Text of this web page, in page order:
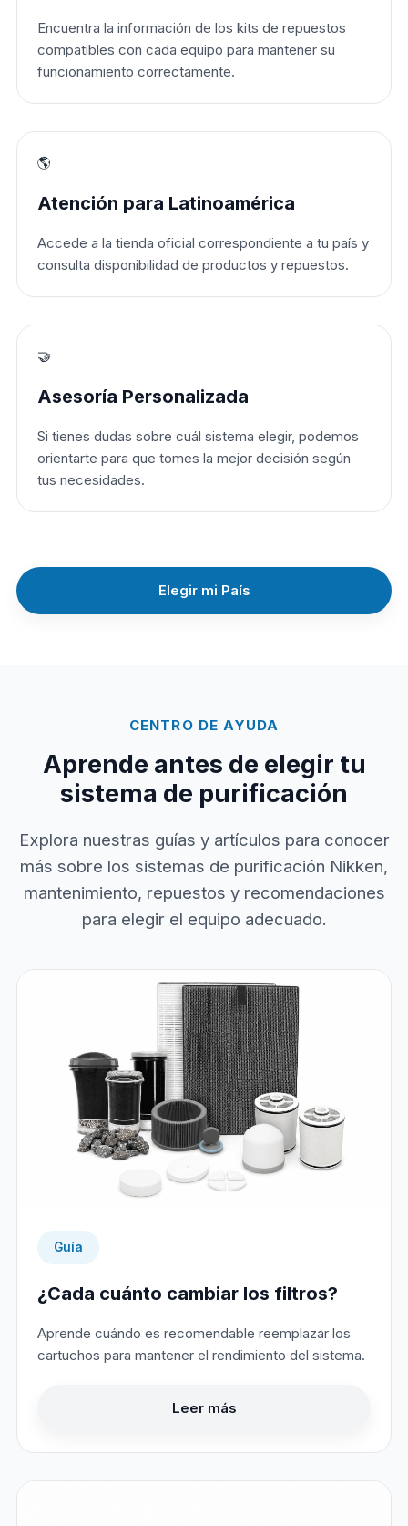
Encuentra la información de los kits de repuestos
compatibles con cada equipo para mantener su
funcionamiento correctamente.
🌎
Atención para Latinoamérica
Accede a la tienda oficial correspondiente a tu país y
consulta disponibilidad de productos y repuestos.
🤝
Asesoría Personalizada
Si tienes dudas sobre cuál sistema elegir, podemos
orientarte para que tomes la mejor decisión según
tus necesidades.
Elegir mi País
CENTRO DE AYUDA
Aprende antes de elegir tu
sistema de purificación
Explora nuestras guías y artículos para conocer
más sobre los sistemas de purificación Nikken,
mantenimiento, repuestos y recomendaciones
para elegir el equipo adecuado.
Guía
¿Cada cuánto cambiar los filtros?
Aprende cuándo es recomendable reemplazar los
cartuchos para mantener el rendimiento del sistema.
Leer más